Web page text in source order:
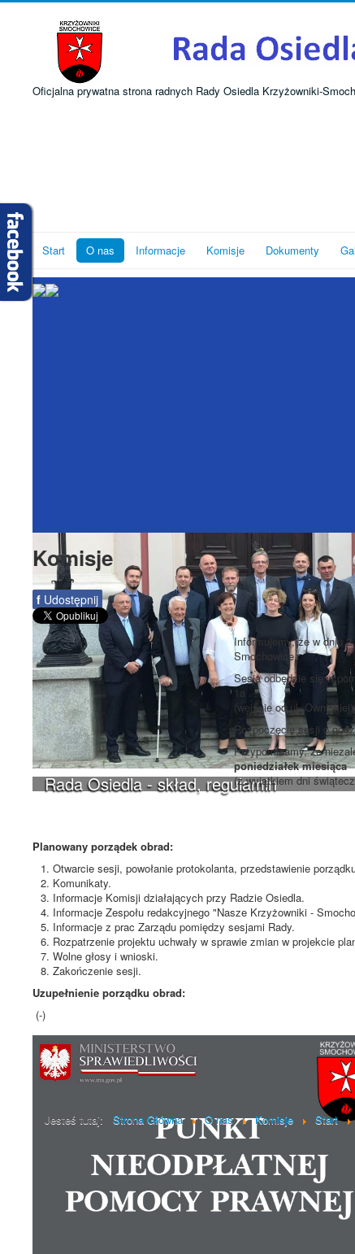
Oficjalna prywatna strona radnych Rady Osiedla Krzyżowniki-
Start O nas Informacje Komisje Dokumenty
Rada Osiedla - skład, regulamin
Komisje
f Udostępnij
Informujemy, że w dniu
Smochowice.
Sesja odbędzie się w
1a
(wejście od ul.
Rozpoczęcie sesji o
Przypominamy, że
poniedziałek miesiąca
(z wyjątkiem dni
Planowany porządek obrad:
Otwarcie sesji, powołanie protokolanta, przedstawienie
Komunikaty.
Informacje Komisji działających przy Radzie Osiedla.
Informacje Zespołu redakcyjnego "Nasze Krzyżowniki -
Informacje z prac Zarządu pomiędzy sesjami Rady.
Rozpatrzenie projektu uchwały w sprawie zmian w projekcie
Wolne głosy i wnioski.
Zakończenie sesji.
Uzupełnienie porządku obrad:
(-)
Poprzedni artykuł
Jesteś tutaj: Strona Główna O nas Komisje Start